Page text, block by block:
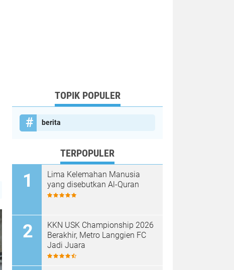
TOPIK POPULER
berita
TERPOPULER
Lima Kelemahan Manusia
yang disebutkan Al-Quran
KKN USK Championship 2026
Berakhir, Metro Langgien FC
Jadi Juara